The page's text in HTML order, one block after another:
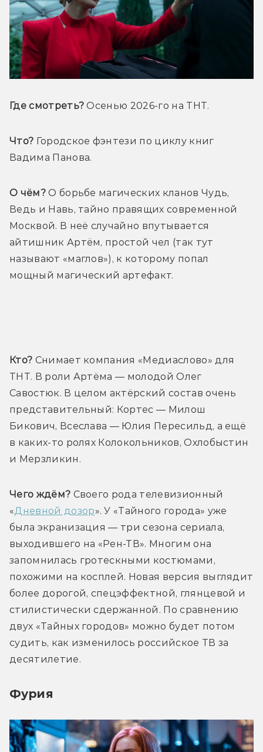
Где смотреть? Осенью 2026-го на ТНТ.
Что? Городское фэнтези по циклу книг
Вадима Панова.
О чём? О борьбе магических кланов Чудь,
Ведь и Навь, тайно правящих современной
Москвой. В неё случайно впутывается
айтишник Артём, простой чел (так тут
называют «маглов»), к которому попал
мощный магический артефакт.
Кто? Снимает компания «Медиаслово» для
ТНТ. В роли Артёма — молодой Олег
Савостюк. В целом актёрский состав очень
представительный: Кортес — Милош
Бикович, Всеслава — Юлия Пересильд, а ещё
в каких-то ролях Колокольников, Охлобыстин
и Мерзликин.
Чего ждём? Своего рода телевизионный
«Дневной дозор». У «Тайного города» уже
была экранизация — три сезона сериала,
выходившего на «Рен-ТВ». Многим она
запомнилась гротескными костюмами,
похожими на косплей. Новая версия выглядит
более дорогой, спецэффектной, глянцевой и
стилистически сдержанной. По сравнению
двух «Тайных городов» можно будет потом
судить, как изменилось российское ТВ за
десятилетие.
Фурия